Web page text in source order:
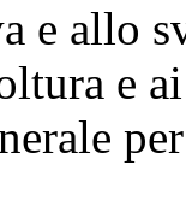
e allo
e